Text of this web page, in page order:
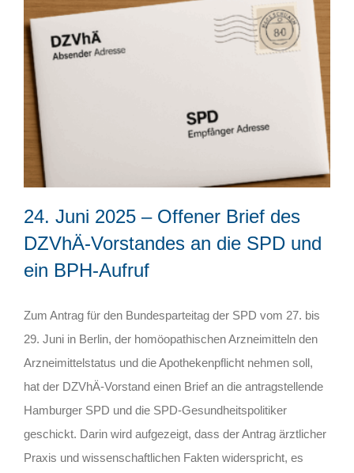
24. Juni 2025 – Offener Brief des
DZVhÄ-Vorstandes an die SPD und
ein BPH-Aufruf
Zum Antrag für den Bundesparteitag der SPD vom 27. bis
29. Juni in Berlin, der homöopathischen Arzneimitteln den
Arzneimittelstatus und die Apothekenpflicht nehmen soll,
hat der DZVhÄ-Vorstand einen Brief an die antragstellende
Hamburger SPD und die SPD-Gesundheitspolitiker
geschickt. Darin wird aufgezeigt, dass der Antrag ärztlicher
Praxis und wissenschaftlichen Fakten widerspricht, es